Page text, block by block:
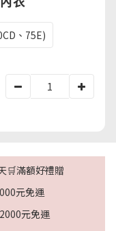
、75E)
🛒滿額好禮贈
元免運
元免運